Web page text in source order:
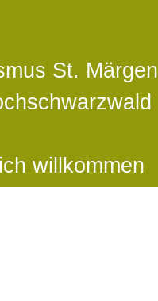
St. Märgen
willkommen